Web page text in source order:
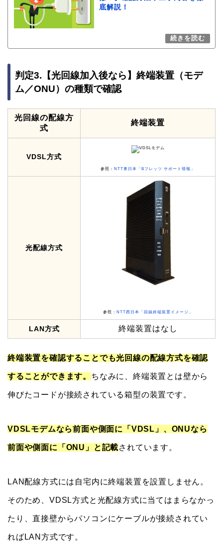
式
光配線方式
NTT西日本「回線終端装置イメージ」
終端装置はなし
終端装置を確認することでも光回線の配線方式を確認
ちなみに、終端装置とは壁から
伸びたコードが接続されている箱型の装置です。
VDSLモデムなら前面や側面に「VDSL」、ONUなら
前面や側面に「ONU」と記載されています。
LAN配線方式には自宅内に終端装置を設置しません。
そのため、VDSL方式と光配線方式に当てはまらなかっ
たり、直接壁からパソコンにケーブルが接続されてい
ーターの違いと役割を簡単に解